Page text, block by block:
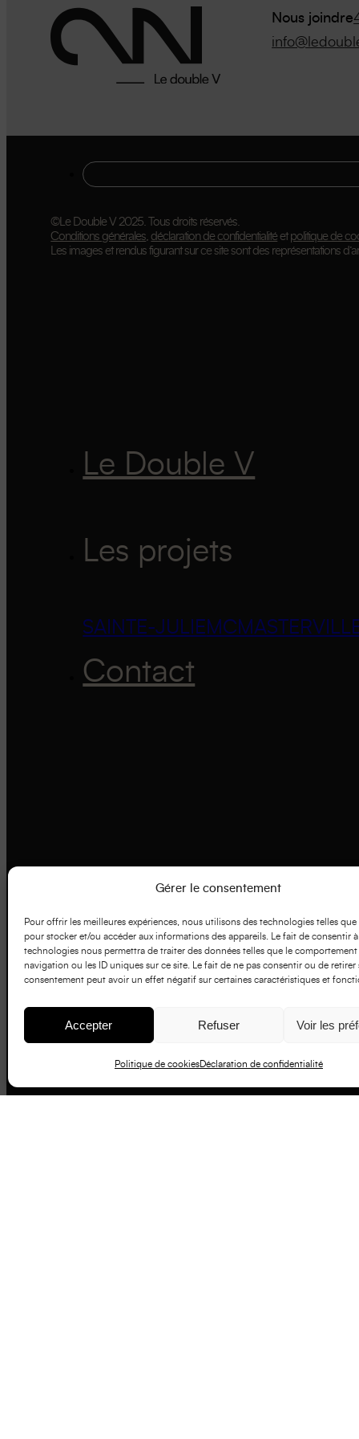
Gérer le consentement
Pour offrir les meilleures expériences, nous utilisons des technologies telles que
pour stocker et/ou accéder aux informations des appareils. Le fait de consentir à
technologies nous permettra de traiter des données telles que le comportement
navigation ou les ID uniques sur ce site. Le fait de ne pas consentir ou de retirer
consentement peut avoir un effet négatif sur certaines caractéristiques et
Accepter Refuser Voir les
Politique de cookiesDéclaration de confidentialité
Nous joindre
©Le Double V 2025. Tous droits réservés.
Conditions générales, déclaration de confidentialité et politique de
Les images et rendus figurant sur ce site sont des représentations
Le Double V
Les projets
SAINTE-JULIE
Contact